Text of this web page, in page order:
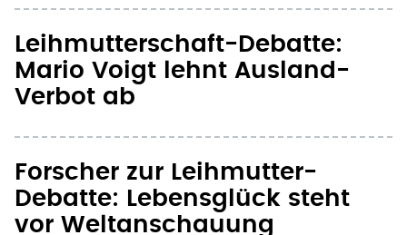
Leihmutterschaft-Debatte:
Mario Voigt lehnt Ausland-
Verbot ab
Forscher zur Leihmutter-
Debatte: Lebensglück steht
vor Weltanschauung